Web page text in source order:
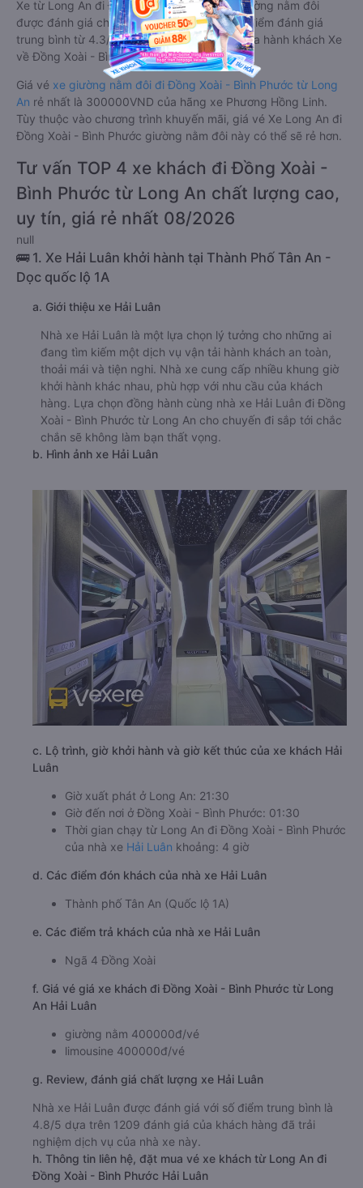
Xe từ Long An đi Đồng Xoài - Bình Phước giường nằm đôi
được đánh giá chung có chất lượng Tốt với điểm đánh giá
trung bình từ 4.3/5 dựa trên 714 phản hồi của hành khách Xe
về Đồng Xoài - Bình Phước từ Long An.
Giá vé xe giường nằm đôi đi Đồng Xoài - Bình Phước từ Long
An rẻ nhất là 300000VND của hãng xe Phương Hồng Linh.
Tùy thuộc vào chương trình khuyến mãi, giá vé Xe Long An đi
Đồng Xoài - Bình Phước giường nằm đôi này có thể sẽ rẻ hơn.
Tư vấn TOP 4 xe khách đi Đồng Xoài -
Bình Phước từ Long An chất lượng cao,
uy tín, giá rẻ nhất 08/2026
null
🚌 1. Xe Hải Luân khởi hành tại Thành Phố Tân An -
Dọc quốc lộ 1A
a. Giới thiệu xe Hải Luân
Nhà xe Hải Luân là một lựa chọn lý tưởng cho những ai
đang tìm kiếm một dịch vụ vận tải hành khách an toàn,
thoải mái và tiện nghi. Nhà xe cung cấp nhiều khung giờ
khởi hành khác nhau, phù hợp với nhu cầu của khách
hàng. Lựa chọn đồng hành cùng nhà xe Hải Luân đi Đồng
Xoài - Bình Phước từ Long An cho chuyến đi sắp tới chắc
chắn sẽ không làm bạn thất vọng.
b. Hình ảnh xe Hải Luân
c. Lộ trình, giờ khởi hành và giờ kết thúc của xe khách Hải
Luân
Giờ xuất phát ở Long An: 21:30
Giờ đến nơi ở Đồng Xoài - Bình Phước: 01:30
Thời gian chạy từ Long An đi Đồng Xoài - Bình Phước
của nhà xe Hải Luân khoảng: 4 giờ
d. Các điểm đón khách của nhà xe Hải Luân
Thành phố Tân An (Quốc lộ 1A)
e. Các điểm trả khách của nhà xe Hải Luân
Ngã 4 Đồng Xoài
f. Giá vé giá xe khách đi Đồng Xoài - Bình Phước từ Long
An Hải Luân
giường nằm 400000đ/vé
limousine 400000đ/vé
g. Review, đánh giá chất lượng xe Hải Luân
Nhà xe Hải Luân được đánh giá với số điểm trung bình là
4.8/5 dựa trên 1209 đánh giá của khách hàng đã trải
nghiệm dịch vụ của nhà xe này.
h. Thông tin liên hệ, đặt mua vé xe khách từ Long An đi
Đồng Xoài - Bình Phước Hải Luân